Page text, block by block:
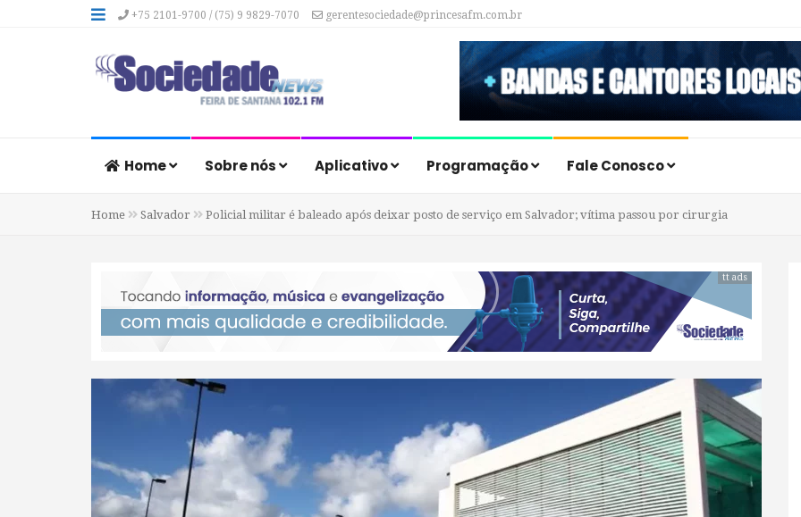
+75 2101-9700 / (75) 9 9829-7070 gerentesociedade@princesafm.com.br
Home Sobre nós Aplicativo Programação Fale Conosco
Home Salvador Policial militar é baleado após deixar posto de serviço em Salvador; vítima passou por cirurgia
tt ads